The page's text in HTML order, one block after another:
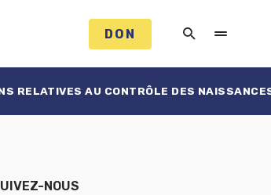
DON
RELATIVES AU CONTRÔLE DES
NOUS